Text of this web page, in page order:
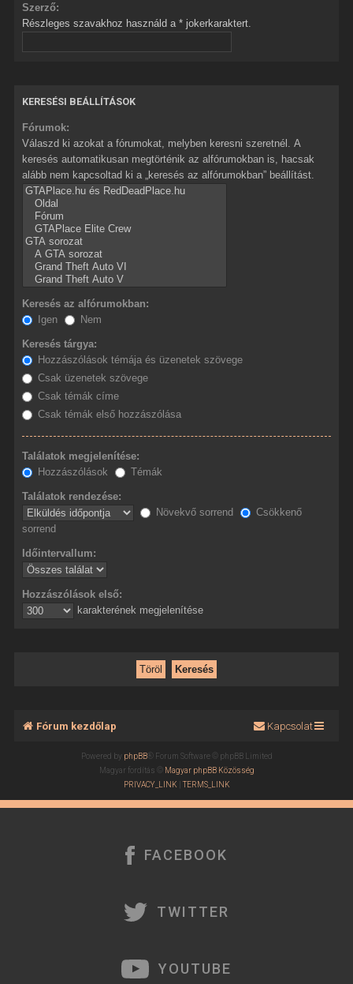
Szerző:
Részleges szavakhoz használd a * jokerkaraktert.
KERESÉSI BEÁLLÍTÁSOK
Fórumok:
Válaszd ki azokat a fórumokat, melyben keresni szeretnél. A
keresés automatikusan megtörténik az alfórumokban is, hacsak
alább nem kapcsoltad ki a „keresés az alfórumokban” beállítást.
Keresés az alfórumokban:
Igen
Nem
Keresés tárgya:
Hozzászólások témája és üzenetek szövege
Csak üzenetek szövege
Csak témák címe
Csak témák első hozzászólása
Találatok megjelenítése:
Hozzászólások
Témák
Találatok rendezése:
Növekvő sorrend
Csökkenő
sorrend
Időintervallum:
Hozzászólások első:
karakterének megjelenítése
Fórum kezdőlap Kapcsolat
Powered by phpBB® Forum Software © phpBB Limited
Magyar fordítás © Magyar phpBB Közösség
PRIVACY_LINK|TERMS_LINK
FACEBOOK
TWITTER
YOUTUBE